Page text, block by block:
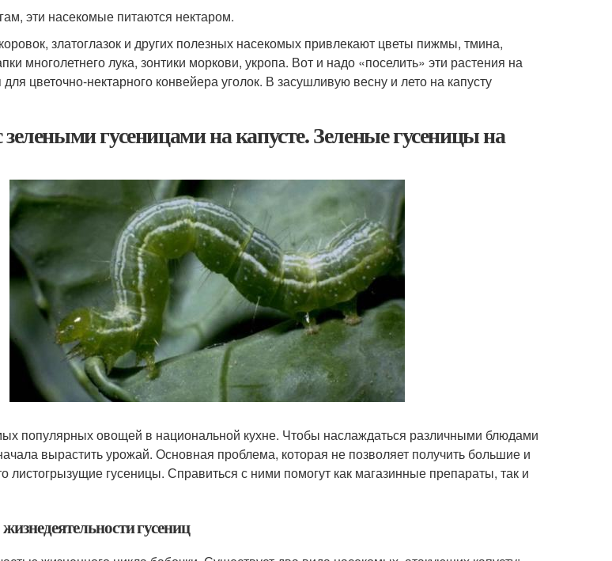
эти насекомые питаются нектаром.
златоглазок и других полезных насекомых привлекают цветы пижмы, тмина,
многолетнего лука, зонтики моркови, укропа. Вот и надо «поселить» эти растения на
цветочно-нектарного конвейера уголок. В засушливую весну и лето на капусту
гусеницами на капусте. Зеленые гусеницы на
популярных овощей в национальной кухне. Чтобы наслаждаться различными блюдами
вырастить урожай. Основная проблема, которая не позволяет получить большие и
листогрызущие гусеницы. Справиться с ними помогут как магазинные препараты, так и
гусениц